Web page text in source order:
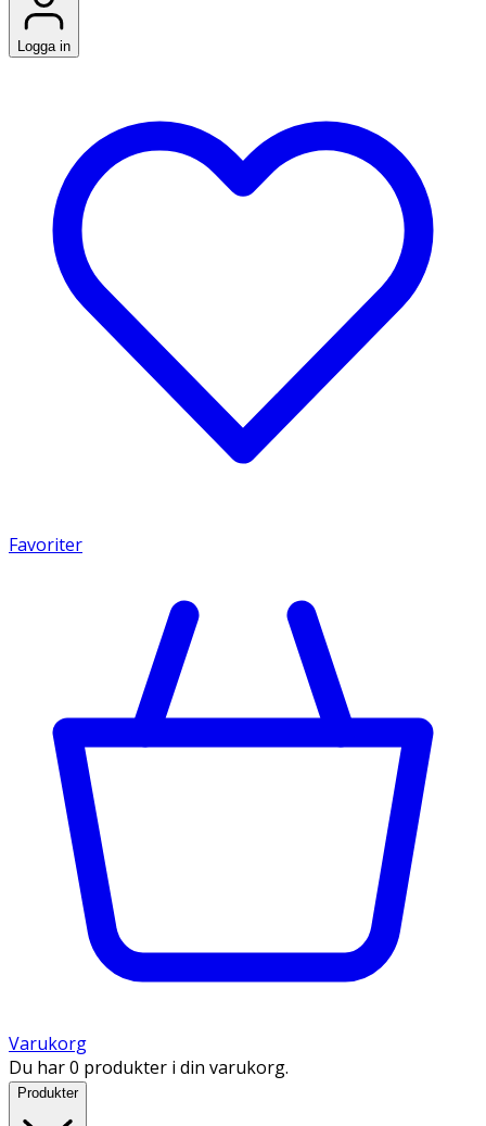
Logga in
Favoriter
Varukorg
Du har 0 produkter i din varukorg.
Produkter